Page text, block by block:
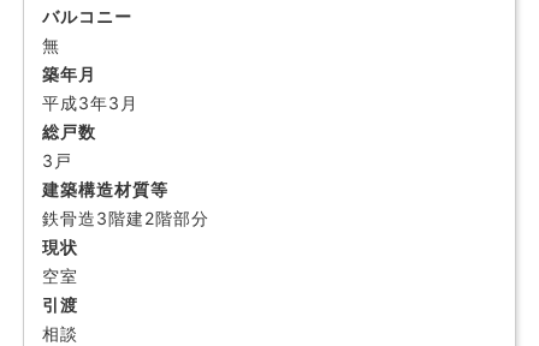
バルコニー
無
築年月
平成3年3月
総戸数
3戸
建築構造材質等
鉄骨造3階建2階部分
現状
空室
引渡
相談